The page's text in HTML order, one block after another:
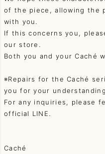
of the piece, allowing the
with you.
If this concerns you,
our store.
Both you and your Caché
※Repairs for the Caché
you for your
For any inquiries, please
official LINE.
Caché